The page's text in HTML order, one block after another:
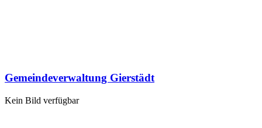
Gemeindeverwaltung Gierstädt
Kein Bild verfügbar